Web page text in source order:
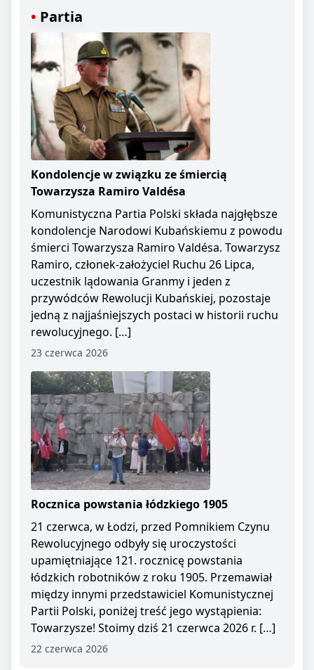
Partia
Kondolencje w związku ze śmiercią
Towarzysza Ramiro Valdésa
Komunistyczna Partia Polski składa najgłębsze
kondolencje Narodowi Kubańskiemu z powodu
śmierci Towarzysza Ramiro Valdésa. Towarzysz
Ramiro, członek-założyciel Ruchu 26 Lipca,
uczestnik lądowania Granmy i jeden z
przywódców Rewolucji Kubańskiej, pozostaje
jedną z najjaśniejszych postaci w historii ruchu
rewolucyjnego. […]
23 czerwca 2026
Rocznica powstania łódzkiego 1905
21 czerwca, w Łodzi, przed Pomnikiem Czynu
Rewolucyjnego odbyły się uroczystości
upamiętniające 121. rocznicę powstania
łódzkich robotników z roku 1905. Przemawiał
między innymi przedstawiciel Komunistycznej
Partii Polski, poniżej treść jego wystąpienia:
Towarzysze! Stoimy dziś 21 czerwca 2026 r. […]
22 czerwca 2026